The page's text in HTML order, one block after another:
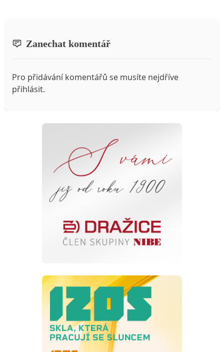
Zanechat komentář
Pro přidávání komentářů se musíte nejdříve
přihlásit.